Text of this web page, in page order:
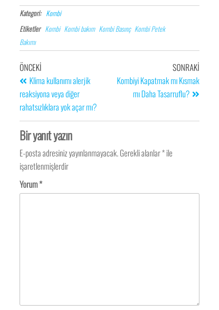
Kategori: Kombi
Etiketler Kombi Kombi bakım Kombi Basınç Kombi Petek
Bakımı
ÖNCEKI
Klima kullanımı alerjik
reaksiyona veya diğer
rahatsızlıklara yok açar mı?
SONRAKI
Kombiyi Kapatmak mı Kısmak
mı Daha Tasarruflu?
Bir yanıt yazın
E-posta adresiniz yayınlanmayacak.Gerekli alanlar*ile
işaretlenmişlerdir
Yorum*